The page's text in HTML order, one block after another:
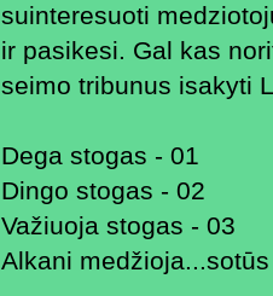
suinteresuoti
ir pasikesi. Gal kas
seimo tribunus isakyti
Dega stogas - 01
Dingo stogas - 02
Važiuoja stogas - 03
Alkani